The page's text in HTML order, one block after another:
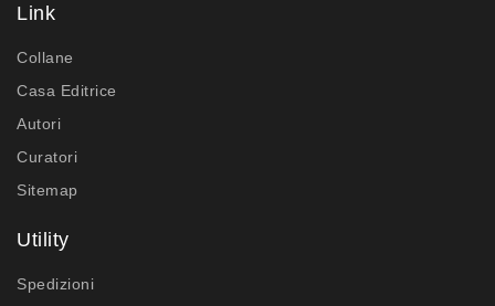
Link
Collane
Casa Editrice
Autori
Curatori
Sitemap
Utility
Spedizioni